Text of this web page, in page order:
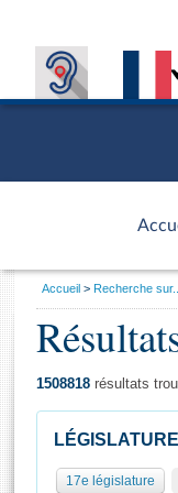
Général
Vous
Accueil Recherche sur...
1508818 résultats
LÉGISLATURE
17e législature